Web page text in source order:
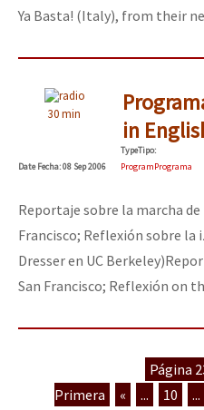
Ya Basta! (Italy), from their
30 min
in
DateFecha: 08 Sep 2006
TypeTipo:
ProgramPrograma
Reportaje sobre la marcha
Francisco; Reflexión sobre la
Dresser en UC Berkeley)
San Francisco; Reflexión on
Página
Primera
« ... 10 ...